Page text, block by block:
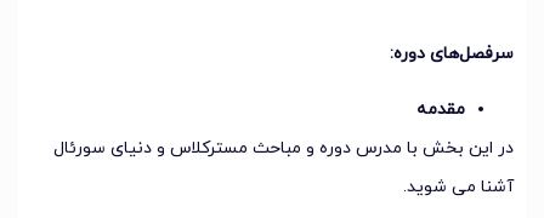
سرفصل‌های دوره:
مقدمه
در این بخش با مدرس دوره و مباحث مسترکلاس و دنیای سورئال
آشنا می شوید.